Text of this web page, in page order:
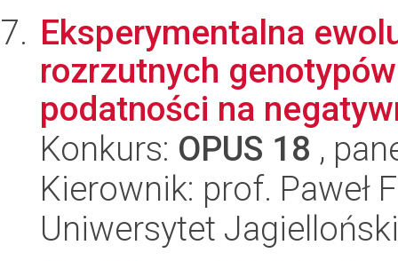
Eksperymentalna
rozrzutnych
podatności na
Konkurs: OPUS 18 ,
Kierownik: prof. Paweł
Uniwersytet